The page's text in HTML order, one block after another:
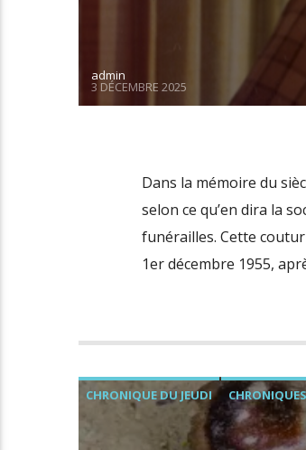
admin
3 DÉCEMBRE 2025
Dans la mémoire du
selon ce qu’en dira la
funérailles. Cette
1er décembre 1955,
CHRONIQUE DU JEUDI CHRONIQUES